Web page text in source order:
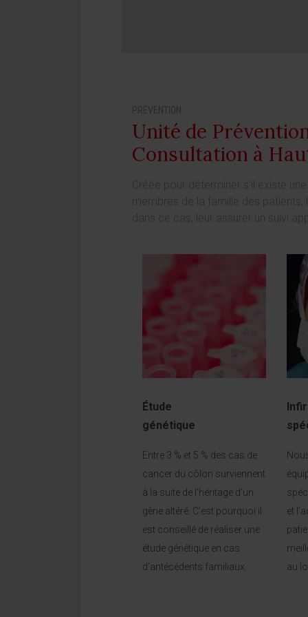
PRÉVENTION
Unité de
Consultation à
Créée pour déterminer s’il existe
membres de la famille des
dans ce cas, leur assurer un suivi
Étude
génétique
Entre 3 % et 5 % des cas de
cancer du côlon surviennent
à la suite de l’héritage d’un
gène altéré. C’est pourquoi il
est conseillé de réaliser une
étude génétique en cas
d’antécédents familiaux.
et
au